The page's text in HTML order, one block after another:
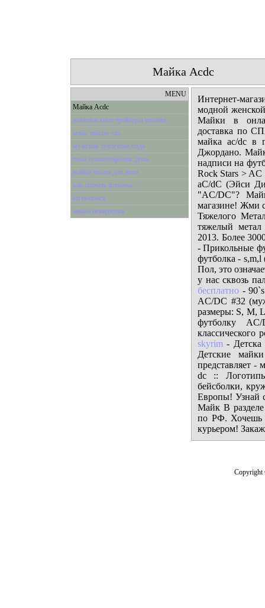
Майка Acdc
MENU
Майка Acdc
новинки кино трейлеры онлайн
майк тайсон ухо
мужская туалетная вода
тема стихотворения дума
майки чехлы для авто
как скачать фильмы
ки нопоиск
майка невидимка
Интернет-
модной
Майки в
доставка по
майка ac/dc в
Джордано.
надписи на
Rock Stars > AC
aС/dС (Эйси
"AC/DC"?
магазине! Жми
Тяжелого
тяжелый
2013. Более
- Прикольные
футболка -
Пол, это
у нас сквозь
бесплатно -
AC/DC #32
размеры: S, M,
футболку
классического
skyrim -
Детские
представляет
dc ::
бейсболки,
Европы! Узнай
Майк В
по РФ. Хочешь
курьером!
Copyright